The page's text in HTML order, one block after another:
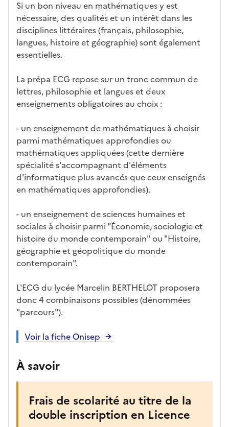
o
n
e
d
o
u
l
n
t
e
c
i
p
r
è
s
a
p
r
e
Si un bon niveau en mathématiques y est
nécessaire, des qualités et un intérêt dans les
disciplines littéraires (français, philosophie,
langues, histoire et géographie) sont également
essentielles.
La prépa ECG repose sur un tronc commun de
lettres, philosophie et langues et deux
enseignements obligatoires au choix :
- un enseignement de mathématiques à choisir
parmi mathématiques approfondies ou
mathématiques appliquées (cette dernière
spécialité s'accompagnant d'éléments
d'informatique plus avancés que ceux enseignés
en mathématiques approfondies).
- un enseignement de sciences humaines et
sociales à choisir parmi "Économie, sociologie et
histoire du monde contemporain" ou "Histoire,
géographie et géopolitique du monde
contemporain".
L'ECG du lycée Marcelin BERTHELOT proposera
donc 4 combinaisons possibles (dénommées
"parcours").
Voir la fiche Onisep
À savoir
Frais de scolarité au titre de la
double inscription en Licence